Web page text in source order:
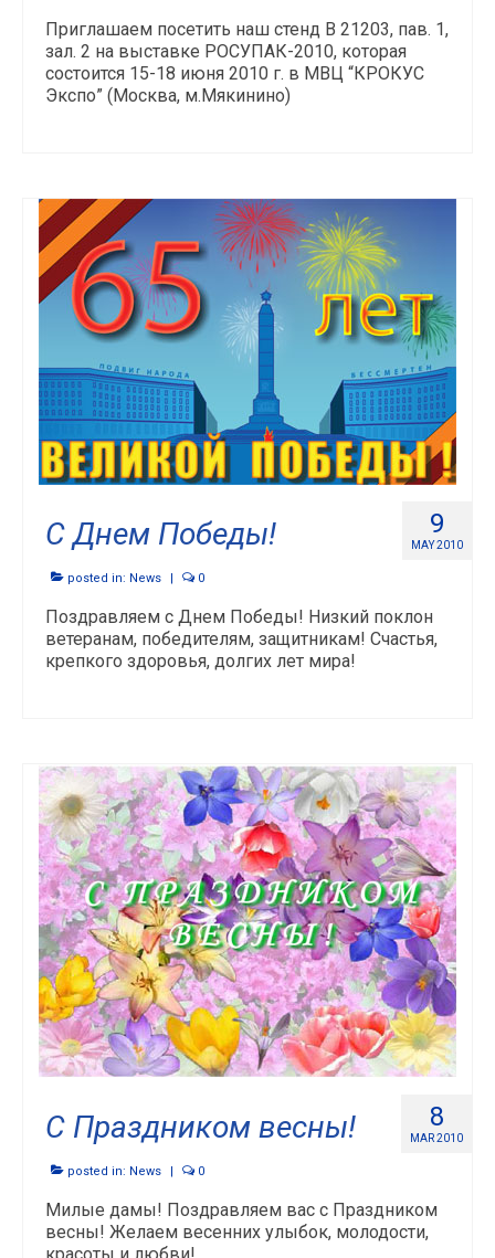
Приглашаем посетить наш стенд В 21203, пав. 1,
зал. 2 на выставке РОСУПАК-2010, которая
состоится 15-18 июня 2010 г. в МВЦ “КРОКУС
Экспо” (Москва, м.Мякинино)
9
MAY 2010
С Днем Победы!
posted in: News 0
Поздравляем с Днем Победы! Низкий поклон
ветеранам, победителям, защитникам! Счастья,
крепкого здоровья, долгих лет мира!
8
MAR 2010
С Праздником весны!
posted in: News 0
Милые дамы! Поздравляем вас с Праздником
весны! Желаем весенних улыбок, молодости,